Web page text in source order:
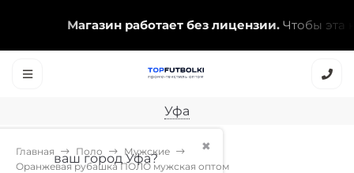
Магазин работает без лицензии.Чтобы эта
Уфа
✖
ваш город Уфа?
Главная Поло
Мужские
Оранжевая рубашка ПОЛО мужская оптом